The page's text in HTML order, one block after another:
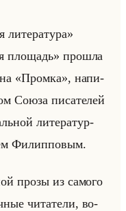
литература»
площадь» про­шла
«Промка», на­пи­
Союза пи­са­те­лей
ли­те­ра­тур­
Фи­лип­по­вым.
прозы из са­мо­го
чи­та­те­ли, во­